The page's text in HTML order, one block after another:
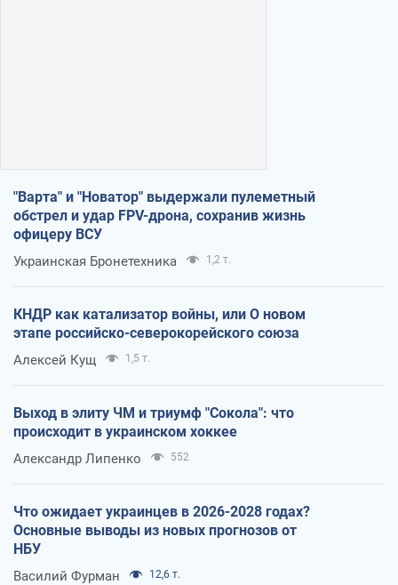
"Варта" и "Новатор" выдержали пулеметный
обстрел и удар FPV-дрона, сохранив жизнь
офицеру ВСУ
Украинская Бронетехника 1,2 т.
КНДР как катализатор войны, или О новом
этапе российско-северокорейского союза
Алексей Кущ 1,5 т.
Выход в элиту ЧМ и триумф "Сокола": что
происходит в украинском хоккее
Александр Липенко 552
Что ожидает украинцев в 2026-2028 годах?
Основные выводы из новых прогнозов от
НБУ
Василий Фурман 12,6 т.